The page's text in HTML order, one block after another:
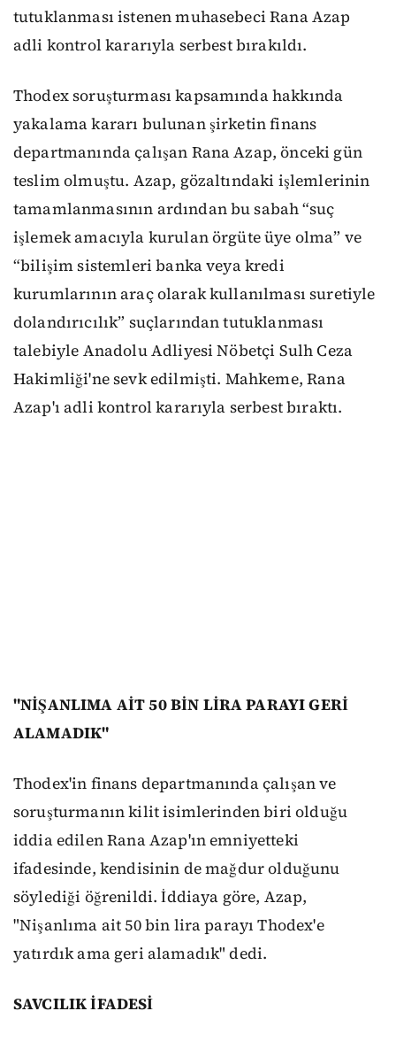
tutuklanması istenen muhasebeci Rana Azap
adli kontrol kararıyla serbest bırakıldı.
Thodex soruşturması kapsamında hakkında
yakalama kararı bulunan şirketin finans
departmanında çalışan Rana Azap, önceki gün
teslim olmuştu. Azap, gözaltındaki işlemlerinin
tamamlanmasının ardından bu sabah “suç
işlemek amacıyla kurulan örgüte üye olma” ve
“bilişim sistemleri banka veya kredi
kurumlarının araç olarak kullanılması suretiyle
dolandırıcılık” suçlarından tutuklanması
talebiyle Anadolu Adliyesi Nöbetçi Sulh Ceza
Hakimliği'ne sevk edilmişti. Mahkeme, Rana
Azap'ı adli kontrol kararıyla serbest bıraktı.
"NİŞANLIMA AİT 50 BİN LİRA PARAYI GERİ
ALAMADIK"
Thodex'in finans departmanında çalışan ve
soruşturmanın kilit isimlerinden biri olduğu
iddia edilen Rana Azap'ın emniyetteki
ifadesinde, kendisinin de mağdur olduğunu
söylediği öğrenildi. İddiaya göre, Azap,
"Nişanlıma ait 50 bin lira parayı Thodex'e
yatırdık ama geri alamadık" dedi.
SAVCILIK İFADESİ